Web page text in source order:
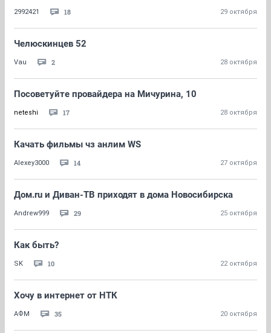
2992421 18 29 октября
Челюскинцев 52
Vau 2 28 октября
Посоветуйте провайдера на Мичурина, 10
neteshi 17 28 октября
Качать фильмы чз анлим WS
Alexey3000 14 27 октября
Дом.ru и Диван-ТВ приходят в дома Новосибирска
Andrew999 29 25 октября
Как быть?
SK 10 22 октября
Хочу в интернет от НТК
АФМ 35 20 октября